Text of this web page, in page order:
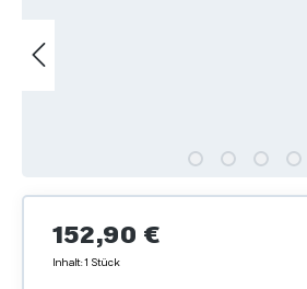
Regulärer Preis:
152,90 €
Inhalt:1 Stück